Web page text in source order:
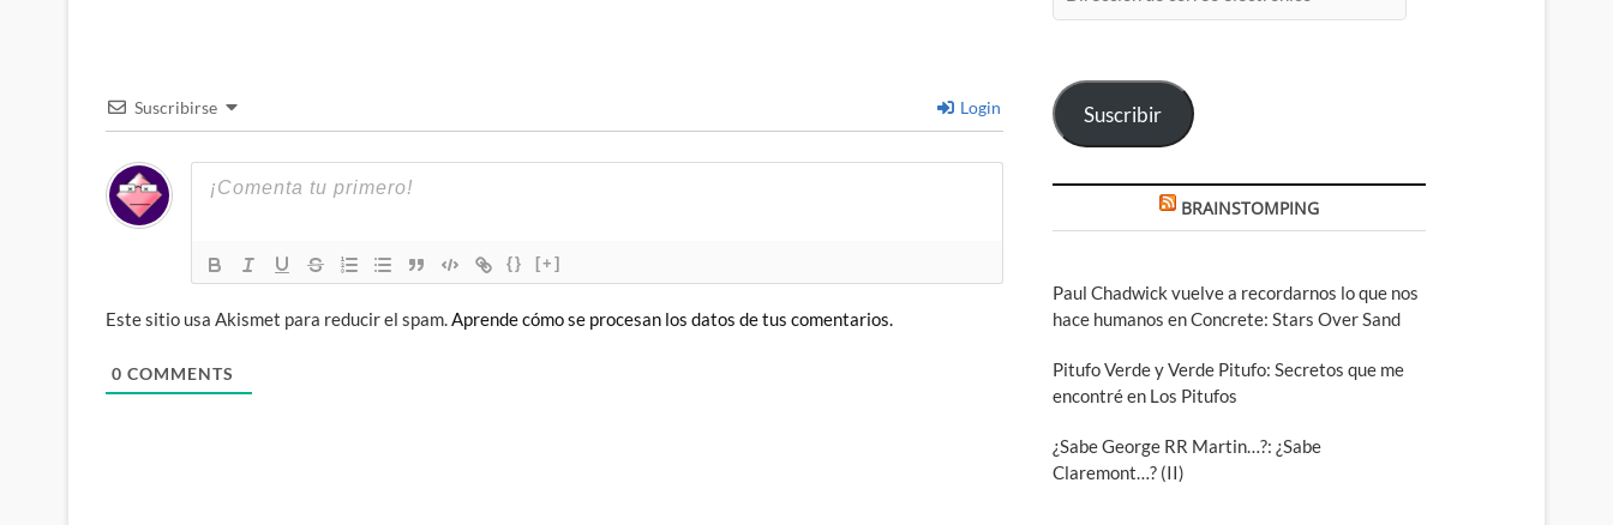
Suscribirse Login
{} [+]
Este sitio usa Akismet para reducir el spam.Aprende cómo se procesan los datos de tus comentarios.
0 COMMENTS
de
Suscribir
BRAINSTOMPING
Paul Chadwick vuelve a recordarnos lo que nos
hace humanos en Concrete: Stars Over Sand
Pitufo Verde y Verde Pitufo: Secretos que me
encontré en Los Pitufos
¿Sabe George RR Martin…?: ¿Sabe
Claremont…? (II)